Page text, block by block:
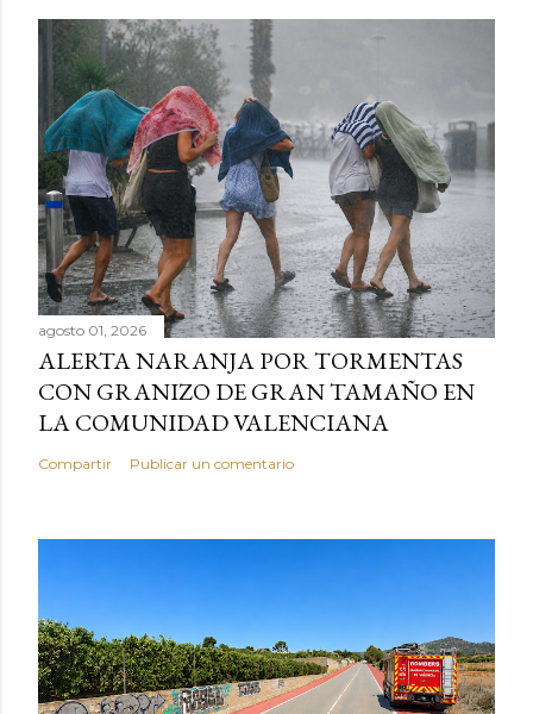
agosto 01, 2026
ALERTA NARANJA POR TORMENTAS
CON GRANIZO DE GRAN TAMAÑO EN
LA COMUNIDAD VALENCIANA
Compartir Publicar un comentario